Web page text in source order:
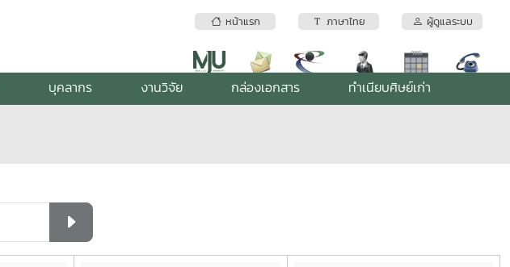
หน้าแรก ภาษาไทย ผู้ดูแลระบบ
บุคลากร งานวิจัย กล่องเอกสาร ทำเนียบศิษย์เก่า